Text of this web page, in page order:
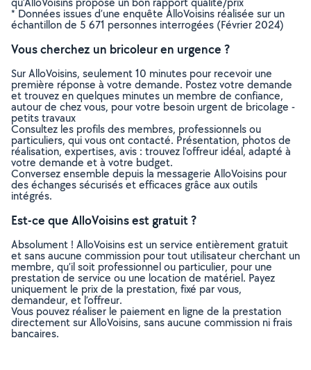
* Données issues d’une enquête AlloVoisins réalisée sur un
échantillon de 5 671 personnes interrogées (Février 2024)
Vous cherchez un bricoleur en urgence ?
Sur AlloVoisins, seulement 10 minutes pour recevoir une
première réponse à votre demande. Postez votre demande
et trouvez en quelques minutes un membre de confiance,
autour de chez vous, pour votre besoin urgent de bricolage -
petits travaux
Consultez les profils des membres, professionnels ou
particuliers, qui vous ont contacté. Présentation, photos de
réalisation, expertises, avis : trouvez l'offreur idéal, adapté à
votre demande et à votre budget.
Conversez ensemble depuis la messagerie AlloVoisins pour
des échanges sécurisés et efficaces grâce aux outils
intégrés.
Est-ce que AlloVoisins est gratuit ?
Absolument ! AlloVoisins est un service entièrement gratuit
et sans aucune commission pour tout utilisateur cherchant un
membre, qu’il soit professionnel ou particulier, pour une
prestation de service ou une location de matériel. Payez
uniquement le prix de la prestation, fixé par vous,
demandeur, et l’offreur.
Vous pouvez réaliser le paiement en ligne de la prestation
directement sur AlloVoisins, sans aucune commission ni frais
bancaires.